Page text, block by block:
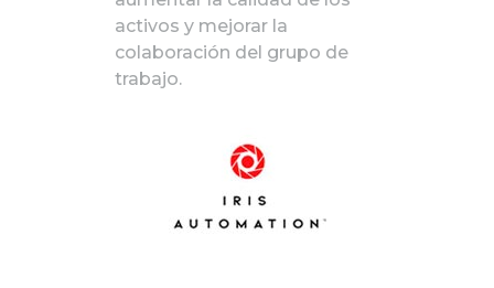
activos y mejorar la
colaboración del grupo de
trabajo.